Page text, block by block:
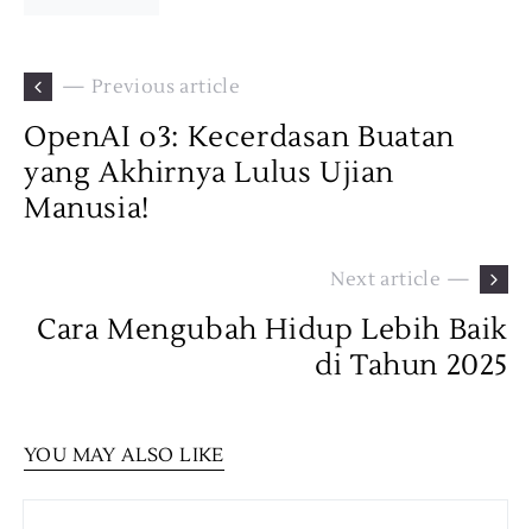
— Previous article
OpenAI o3: Kecerdasan Buatan
yang Akhirnya Lulus Ujian
Manusia!
Next article —
Cara Mengubah Hidup Lebih Baik
di Tahun 2025
YOU MAY ALSO LIKE